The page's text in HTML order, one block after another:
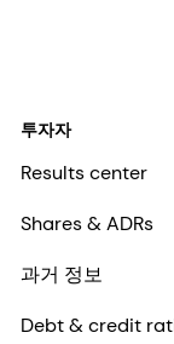
투자자
Results center
Shares & ADRs
과거 정보
Debt & credit